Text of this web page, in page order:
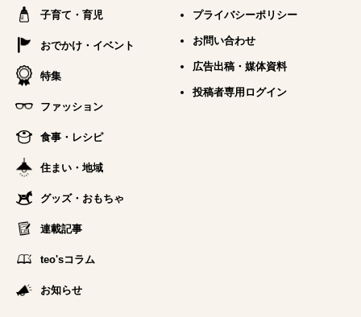
子育て・育児
おでかけ・イベント
特集
ファッション
食事・レシピ
住まい・地域
グッズ・おもちゃ
連載記事
teo'sコラム
お知らせ
プライバシーポリシー
お問い合わせ
広告出稿・媒体資料
投稿者専用ログイン